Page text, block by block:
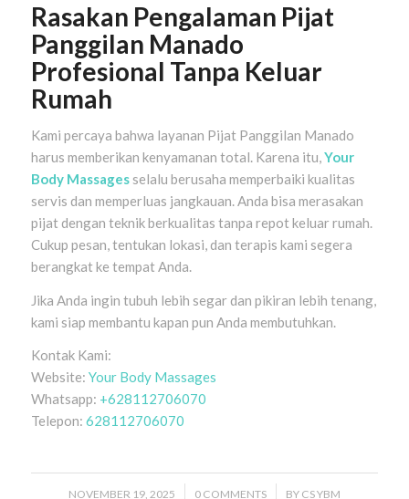
Rasakan Pengalaman Pijat
Panggilan Manado
Profesional Tanpa Keluar
Rumah
Kami percaya bahwa layanan Pijat Panggilan Manado
harus memberikan kenyamanan total. Karena itu,Your
Body Massages selalu berusaha memperbaiki kualitas
servis dan memperluas jangkauan. Anda bisa merasakan
pijat dengan teknik berkualitas tanpa repot keluar rumah.
Cukup pesan, tentukan lokasi, dan terapis kami segera
berangkat ke tempat Anda.
Jika Anda ingin tubuh lebih segar dan pikiran lebih tenang,
kami siap membantu kapan pun Anda membutuhkan.
Kontak Kami:
Website: Your Body Massages
Whatsapp: +628112706070
Telepon: 628112706070
NOVEMBER 19, 2025
/ 0 COMMENTS
/ BY CS YBM